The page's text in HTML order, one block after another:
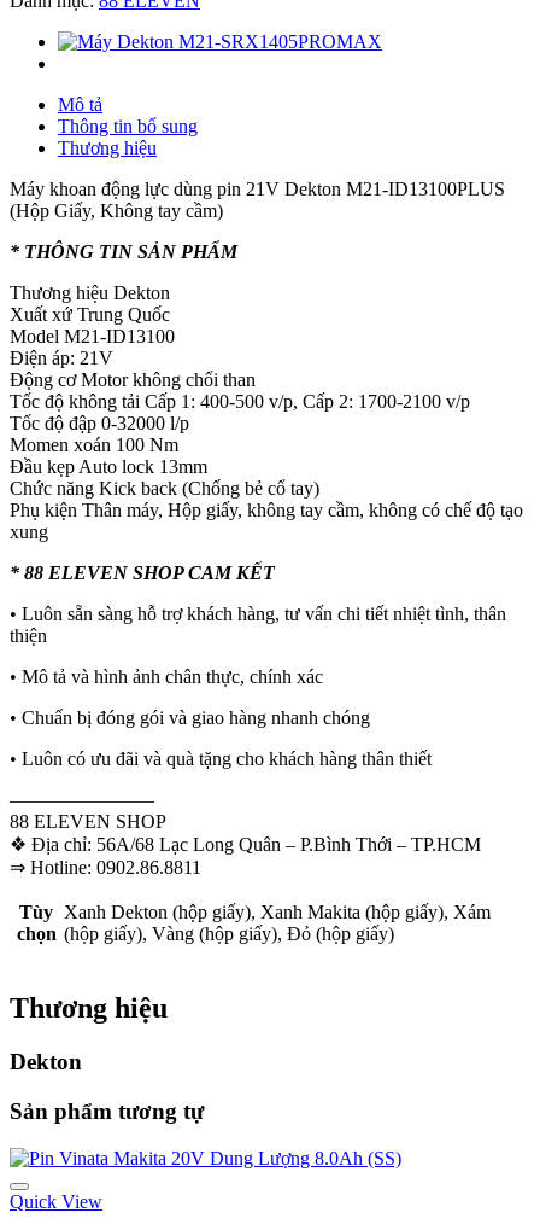
Mô tả
Thông tin bổ sung
Thương hiệu
Máy khoan động lực dùng pin 21V Dekton M21-ID13100PLUS
(Hộp Giấy, Không tay cầm)
* THÔNG TIN SẢN PHẨM
Thương hiệu Dekton
Xuất xứ Trung Quốc
Model M21-ID13100
Điện áp: 21V
Động cơ Motor không chổi than
Tốc độ không tải Cấp 1: 400-500 v/p, Cấp 2: 1700-2100 v/p
Tốc độ đập 0-32000 l/p
Momen xoán 100 Nm
Đầu kẹp Auto lock 13mm
Chức năng Kick back (Chống bẻ cổ tay)
Phụ kiện Thân máy, Hộp giấy, không tay cầm, không có chế độ tạo
xung
* 88 ELEVEN SHOP CAM KẾT
• Luôn sẵn sàng hỗ trợ khách hàng, tư vấn chi tiết nhiệt tình, thân
thiện
• Mô tả và hình ảnh chân thực, chính xác
• Chuẩn bị đóng gói và giao hàng nhanh chóng
• Luôn có ưu đãi và quà tặng cho khách hàng thân thiết
———————–
88 ELEVEN SHOP
❖ Địa chỉ: 56A/68 Lạc Long Quân – P.Bình Thới – TP.HCM
⇒ Hotline: 0902.86.8811
Tùy
chọn
Xanh Dekton (hộp giấy), Xanh Makita (hộp giấy), Xám
(hộp giấy), Vàng (hộp giấy), Đỏ (hộp giấy)
Thương hiệu
Dekton
Sản phẩm tương tự
Quick View